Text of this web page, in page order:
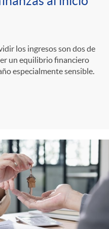
los ingresos son dos de
un equilibrio financiero
especialmente sensible.